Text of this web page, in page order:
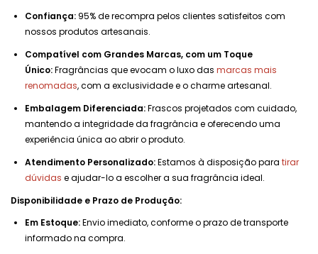
Confiança: 95% de recompra pelos clientes satisfeitos com
nossos produtos artesanais.
Compatível com Grandes Marcas, com um Toque
Único:Fragrâncias que evocam o luxo das marcas mais
renomadas, com a exclusividade e o charme artesanal.
Embalagem Diferenciada:Frascos projetados com cuidado,
mantendo a integridade da fragrância e oferecendo uma
experiência única ao abrir o produto.
Atendimento Personalizado:Estamos à disposição para tirar
dúvidas e ajudar-lo a escolher a sua fragrância ideal.
Disponibilidade e Prazo de Produção:
Em Estoque:Envio imediato, conforme o prazo de transporte
informado na compra.